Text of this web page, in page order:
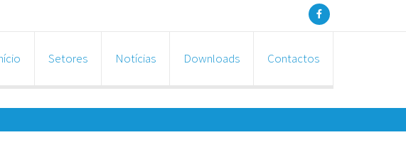
Setores Notícias Downloads Contactos